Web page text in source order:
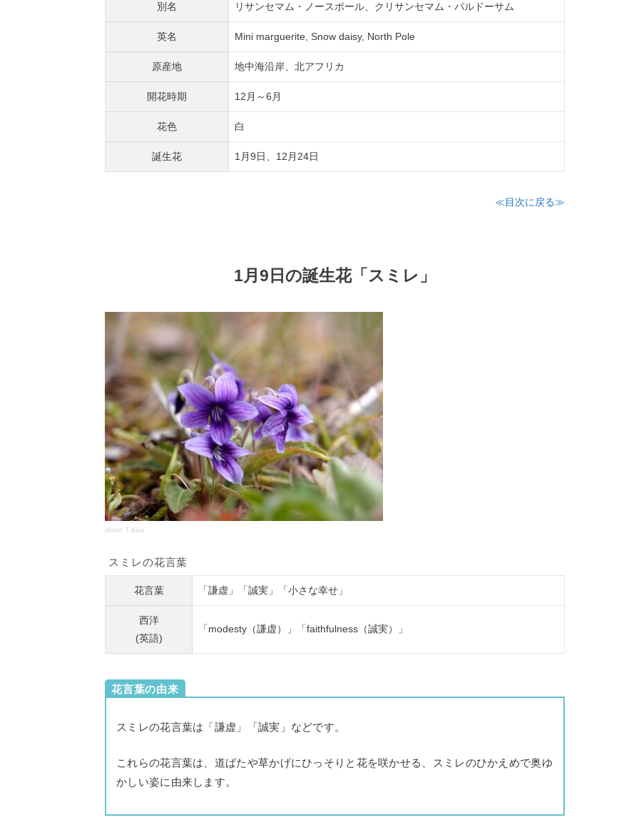
別名 リサンセマム・ノースポール、クリサンセマム・パルドーサム
英名 Mini marguerite, Snow daisy, North Pole
原産地 地中海沿岸、北アフリカ
開花時期 12月～6月
花色 白
誕生花 1月9日、12月24日
≪目次に戻る≫
1月9日の誕生花「スミレ」
photo: T.Kiya
スミレの花言葉
花言葉 「謙虚」「誠実」「小さな幸せ」
西洋
(英語)
「modesty（謙虚）」「faithfulness（誠実）」
花言葉の由来
スミレの花言葉は「謙虚」「誠実」などです。
これらの花言葉は、道ばたや草かげにひっそりと花を咲かせる、スミレのひかえめで奥ゆ
かしい姿に由来します。